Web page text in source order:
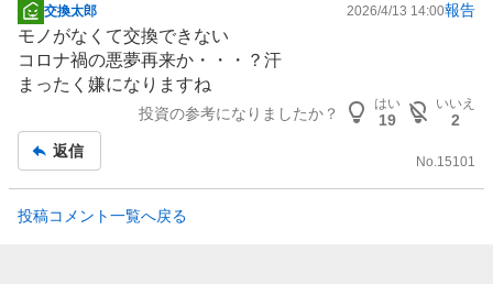
掲
示
板
記
交換太郎 2026/4/13 14:00報告
モノがなくて交換できない
コロナ禍の悪夢再来か・・・？汗
まったく嫌になりますね
投資の参考になりましたか？
はい
19
いいえ
2
返信
No.15101
投稿コメント一覧へ戻る